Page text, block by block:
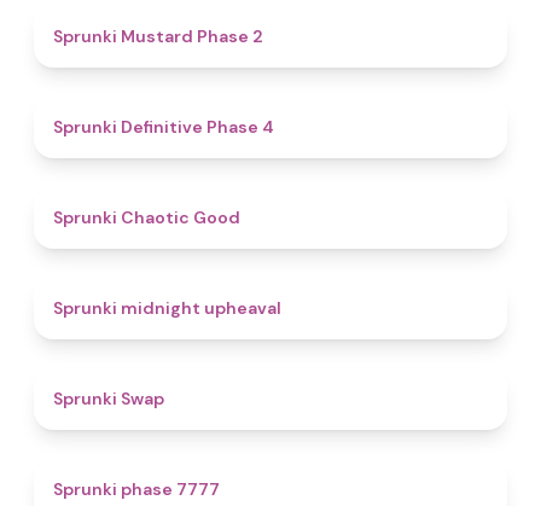
Sprunki Mustard Phase 2
Sprunki Definitive Phase 4
Sprunki Chaotic Good
Sprunki midnight upheaval
Sprunki Swap
Sprunki phase 7777